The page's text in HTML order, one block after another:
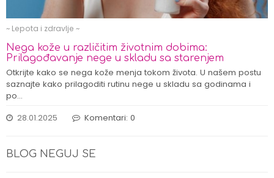
~ Lepota i zdravlje ~
Nega kože u različitim životnim dobima:
Prilagođavanje nege u skladu sa starenjem
Otkrijte kako se nega kože menja tokom života. U našem postu
saznajte kako prilagoditi rutinu nege u skladu sa godinama i
po…
28.01.2025
Komentari: 0
BLOG NEGUJ SE